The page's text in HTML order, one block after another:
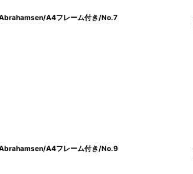
A4フレーム付き/No.7
A4フレーム付き/No.9